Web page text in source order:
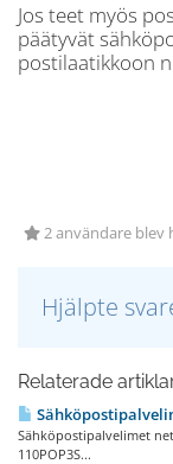
Jos teet myös
päätyvät
postilaatikkoon
2 användare blev
Hjälpte
Relaterade
Sähköpostipalvelimet
110POP3S...